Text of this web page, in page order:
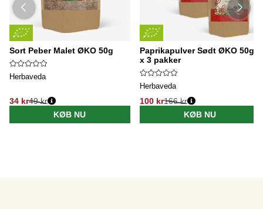
Sort Peber Malet ØKO 50g
Herbaveda
34 kr49 kr
KØB NU
Paprikapulver Sødt ØKO 50g
x 3 pakker
Herbaveda
100 kr166 kr
KØB NU